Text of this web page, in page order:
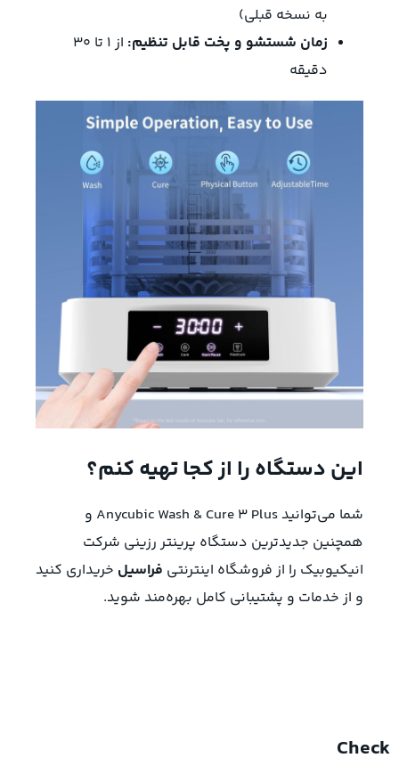
به نسخه قبلی)
زمان شستشو و پخت قابل تنظیم:
از 1 تا 30
دقیقه
این دستگاه را از کجا تهیه کنم؟
شما می‌توانید Anycubic Wash & Cure 3 Plus و
همچنین جدیدترین دستگاه پرینتر رزینی شرکت
انیکیوبیک را از فروشگاه اینترنتی فراسیل خریداری کنید
و از خدمات و پشتیبانی کامل بهره‌مند شوید.
Check